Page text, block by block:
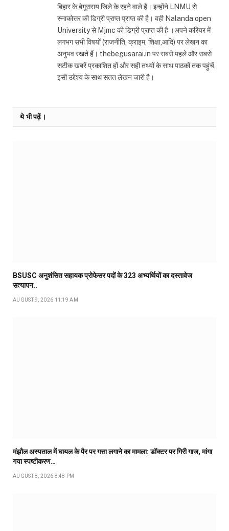
बिहार के बेगूसराय जिले के रहने वाले हैं। इन्होंने LNMU से
स्नाकोत्तर की डिग्री प्राप्त प्राप्त की है। वही Nalanda open
University से Mjmc की डिग्री प्राप्त की है ।अपने करियर में
लगभग सभी विषयों (राजनीति, क्राइम, शिक्षा,आदि) पर लेखन का
अनुभव रखते हैं। thebegusarai.in पर सबसे पहले और सबसे
सटीक खबरें प्रकाशित हों और सही तथ्यों के साथ पाठकों तक पहुंचें,
इसी उद्देश्य के साथ सतत लेखन जारी है।
ये भी पढ़ें।
BSUSC अनुशंसित सहायक प्रोफेसर पदों के 323 अभ्यर्थियों का दस्तावेज
सत्यापन..
AUGUST 9, 2026 11:19 AM
मंझौल अस्पताल में घायल के पैर पर गत्ता लगाने का मामला: डॉक्टर पर गिरी गाज, मांगा
गया स्पष्टीकरण…
AUGUST 8, 2026 8:48 PM